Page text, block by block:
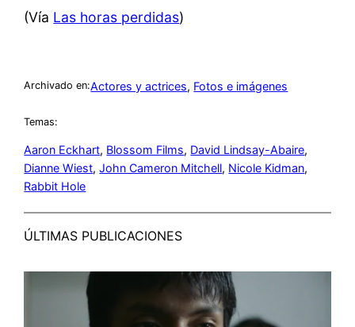
(Vía Las horas perdidas)
Archivado en:Actores y actrices, Fotos e imágenes
Temas:
Aaron Eckhart, Blossom Films, David Lindsay-Abaire
Dianne Wiest, John Cameron Mitchell, Nicole Kidman
Rabbit Hole
ÚLTIMAS PUBLICACIONES